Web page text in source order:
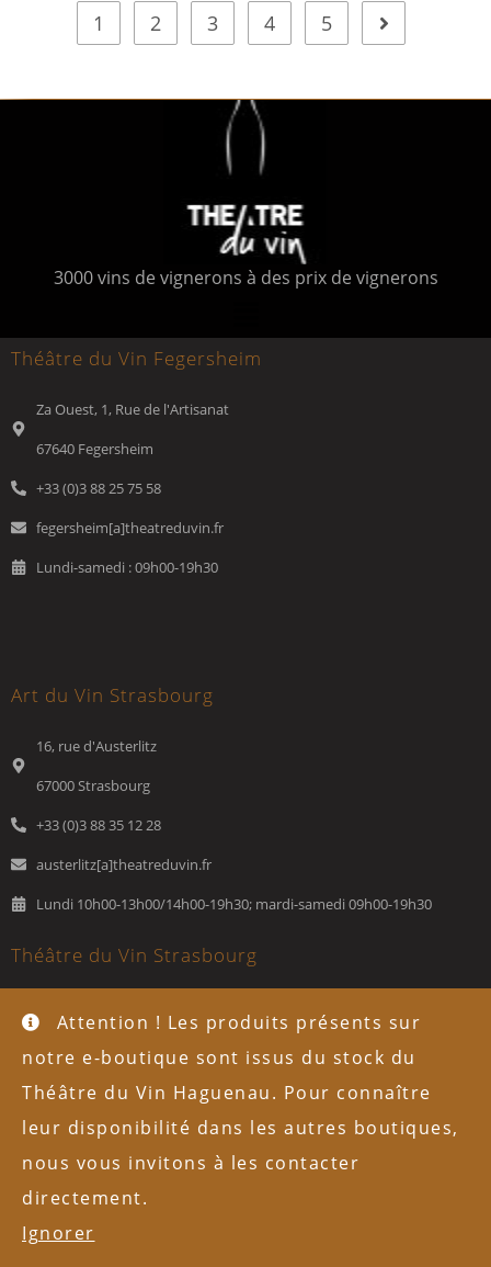
Attention ! Les produits présents sur
notre e-boutique sont issus du stock du
Théâtre du Vin Haguenau. Pour connaître
leur disponibilité dans les autres boutiques,
nous vous invitons à les contacter
directement.
Ignorer
1 2 3 4 5
3000 vins de vignerons à des prix de vignerons
Théâtre du Vin Fegersheim
Za Ouest, 1, Rue de l'Artisanat
67640 Fegersheim
+33 (0)3 88 25 75 58
fegersheim[a]theatreduvin.fr
Lundi-samedi : 09h00-19h30
Art du Vin Strasbourg
16, rue d'Austerlitz
67000 Strasbourg
+33 (0)3 88 35 12 28
austerlitz[a]theatreduvin.fr
Lundi 10h00-13h00/14h00-19h30; mardi-samedi 09h00-19h30
Théâtre du Vin Strasbourg
67200 Strasbourg
+33 (0)3 88 98 80 70
marchegare[a]theatreduvin.fr
Lundi-samedi : 08h30-19h30